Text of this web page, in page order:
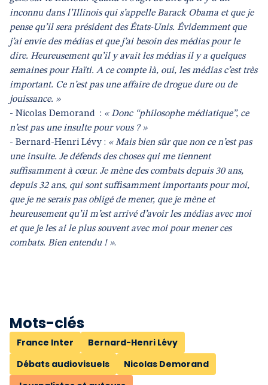
inconnu dans l’Illinois qui s’appelle Barack Obama et que je
pense qu’il sera président des États-Unis. Évidemment que
j’ai envie des médias et que j’ai besoin des médias pour le
dire. Heureusement qu’il y avait les médias il y a quelques
semaines pour Haïti. A ce compte là, oui, les médias c’est très
important. Ce n’est pas une affaire de drogue dure ou de
jouissance. »
- Nicolas Demorand : « Donc “philosophe médiatique”, ce
n’est pas une insulte pour vous ? »
- Bernard-Henri Lévy : « Mais bien sûr que non ce n’est pas
une insulte. Je défends des choses qui me tiennent
suffisamment à cœur. Je mène des combats depuis 30 ans,
depuis 32 ans, qui sont suffisamment importants pour moi,
que je ne serais pas obligé de mener, que je mène et
heureusement qu’il m’est arrivé d’avoir les médias avec moi
et que je les ai le plus souvent avec moi pour mener ces
combats. Bien entendu ! ».
Mots-clés
France Inter
Bernard-Henri Lévy
Débats audiovisuels
Nicolas Demorand